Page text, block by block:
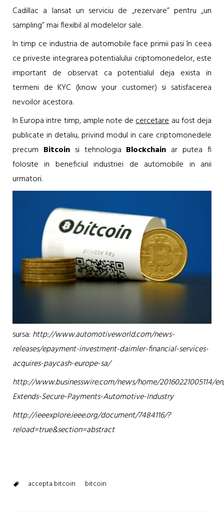
Cadillac a lansat un serviciu de „rezervare” pentru „un
sampling” mai flexibil al modelelor sale.
In timp ce industria de automobile face primii pasi în ceea
ce priveste integrarea potentialului criptomonedelor, este
important de observat ca potentialul deja exista in
termeni de KYC (know your customer) si satisfacerea
nevoilor acestora.
In Europa intre timp, ample note decercetareau fost deja
publicate in detaliu, privind modul in care criptomonedele
precum Bitcoinsi tehnologia Blockchain ar putea fi
folosite in beneficiul industriei de automobile in anii
urmatori.
sursa: http://www.automotiveworld.com/news-
releases/epayment-investment-daimler-financial-services-
acquires-paycash-europe-sa/
http://www.businesswire.com/news/home/20160221005114/
Extends-Secure-Payments-Automotive-Industry
http://ieeexplore.ieee.org/document/7484116/?
reload=true&section=abstract
accepta bitcoin bitcoin